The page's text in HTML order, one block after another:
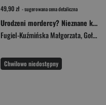
49,90 zł - sugerowana cena detaliczna
Urodzeni mordercy? Nieznane kulisy pracy profilera
Fugiel-Kuźmińska Małgorzata,Gołębiowski Jan
Chwilowo niedostępny